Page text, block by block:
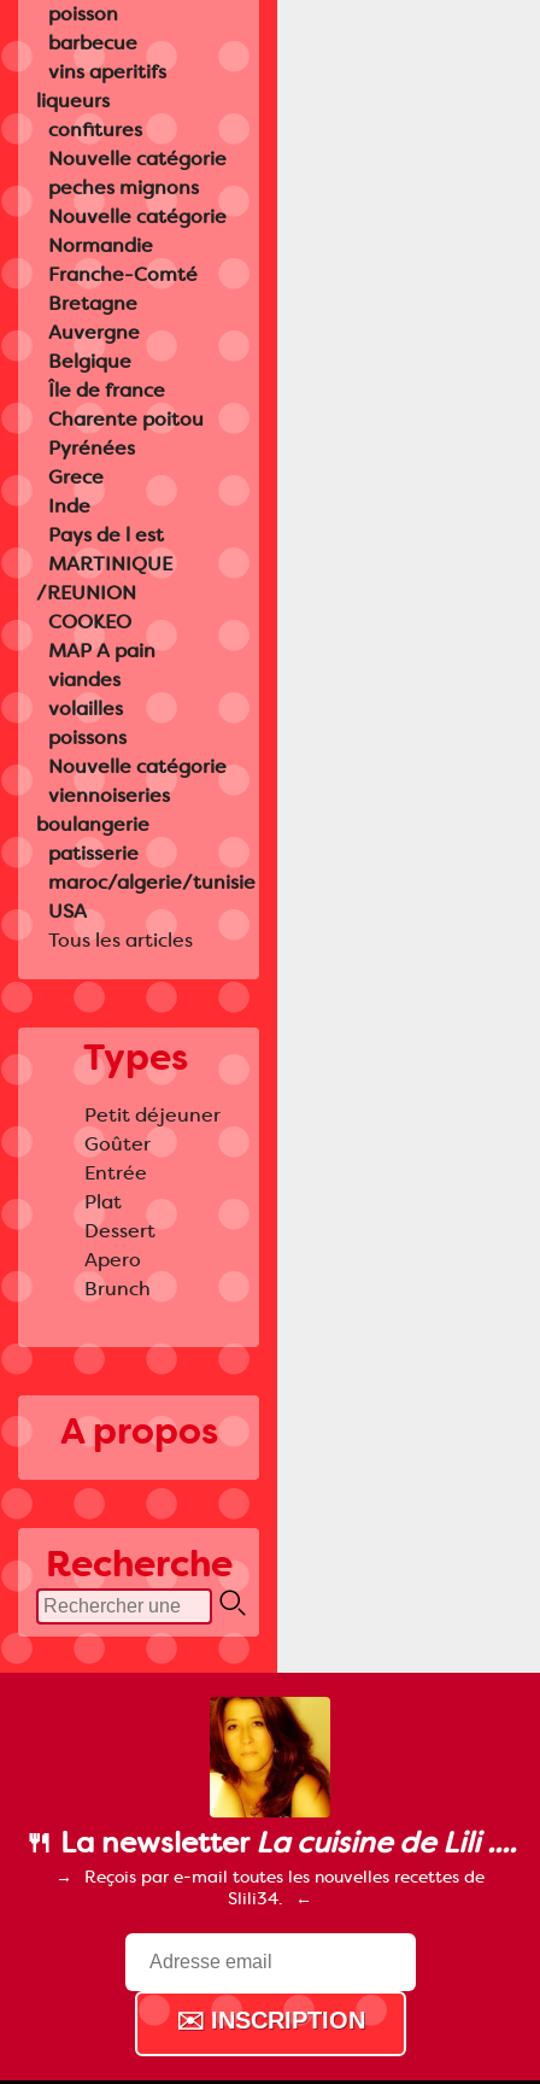
poisson
barbecue
vins aperitifs
liqueurs
confitures
Nouvelle catégorie
peches mignons
Nouvelle catégorie
Normandie
Franche-Comté
Bretagne
Auvergne
Belgique
Île de france
Charente poitou
Pyrénées
Grece
Inde
Pays de l est
MARTINIQUE
/REUNION
COOKEO
MAP A pain
viandes
volailles
poissons
Nouvelle catégorie
viennoiseries
boulangerie
patisserie
maroc/algerie/tunisie
USA
Tous les articles
Types
Petit déjeuner
Goûter
Entrée
Plat
Dessert
Apero
Brunch
A propos
Recherche
🍴 La newsletterLa cuisine de Lili ....
Reçois par e-mail toutes les nouvelles recettes de
Slili34.